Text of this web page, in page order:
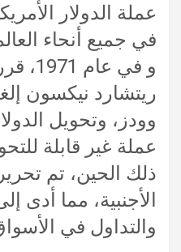
عملة الدولار
في جميع أنحاء
و في
ريتشارد نيكسون
وودز، وتحويل
عملة غير قابلة
ذلك الحين، تم
الأجنبية، مما أدى
والتداول في